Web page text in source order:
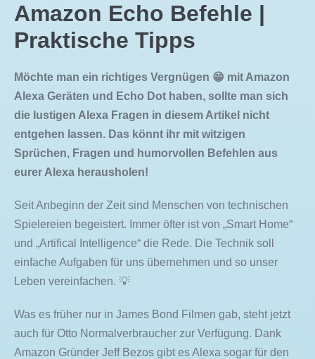
Amazon Echo Befehle |
Praktische Tipps
Möchte man ein richtiges Vergnügen 😁 mit Amazon
Alexa Geräten und Echo Dot haben, sollte man sich
die lustigen Alexa Fragen in diesem Artikel nicht
entgehen lassen. Das könnt ihr mit witzigen
Sprüchen, Fragen und humorvollen Befehlen aus
eurer Alexa herausholen!
Seit Anbeginn der Zeit sind Menschen von technischen
Spielereien begeistert. Immer öfter ist von „Smart Home“
und „Artifical Intelligence“ die Rede. Die Technik soll
einfache Aufgaben für uns übernehmen und so unser
Leben vereinfachen. 💡
Was es früher nur in James Bond Filmen gab, steht jetzt
auch für Otto Normalverbraucher zur Verfügung. Dank
Amazon Gründer Jeff Bezos gibt es Alexa sogar für den